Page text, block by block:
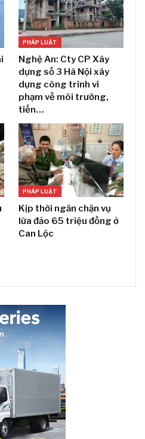
PHÁP LUẬT
Nghệ An: Cty CP Xây
dựng số 3 Hà Nội xây
dựng công trình vi
phạm về môi trường,
tiến…
PHÁP LUẬT
Kịp thời ngăn chặn vụ
lừa đảo 65 triệu đồng ở
Can Lộc